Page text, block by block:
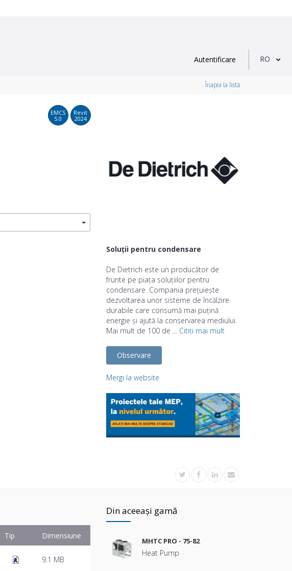
Autentificare RO
Înapoi la listă
EMCS
5.0
Revit
2024
Soluții pentru condensare
De Dietrich este un producător de
frunte pe piața soluțiilor pentru
condensare. Compania prețuiește
dezvoltarea unor sisteme de încălzire
durabile care consumă mai puțină
energie și ajută la conservarea mediului.
Mai mult de 100 de ... Citiți mai mult
Observare
Mergi la website
Tip
Dimensiune
9.1 MB
Din aceeași gamă
MHTC PRO - 75-82
Heat Pump